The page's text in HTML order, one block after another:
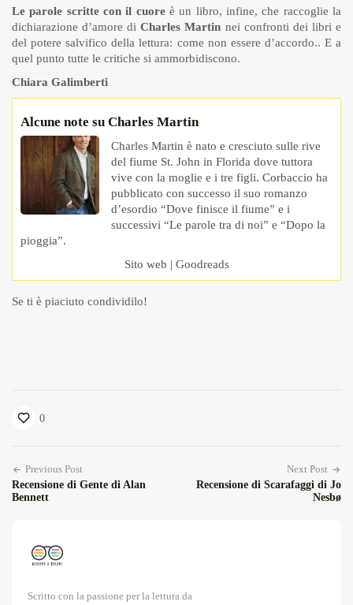
Le parole scritte con il cuoreè un libro, infine, che raccoglie la
dichiarazione d’amore diCharles Martin nei confronti dei libri e
del potere salvifico della lettura: come non essere d’accordo.. E a
quel punto tutte le critiche si ammorbidiscono.
Chiara Galimberti
Alcune note su Charles Martin
Charles Martin è nato e cresciuto sulle rive
del fiume St. John in Florida dove tuttora
vive con la moglie e i tre figli. Corbaccio ha
pubblicato con successo il suo romanzo
d’esordio “Dove finisce il fiume” e i
successivi “Le parole tra di noi” e “Dopo la
pioggia”.
Sito web | Goodreads
Se ti è piaciuto condividilo!
0
Previous Post
Recensione di Gente di Alan
Bennett
Next Post
Recensione di Scarafaggi di Jo
Nesbø
Scritto con la passione per la lettura da